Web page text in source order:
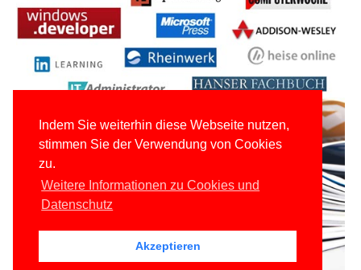
Indem Sie weiterhin diese Webseite nutzen,
stimmen Sie der Verwendung von Cookies
zu.
Weitere Informationen zu Cookies und
Datenschutz
Akzeptieren